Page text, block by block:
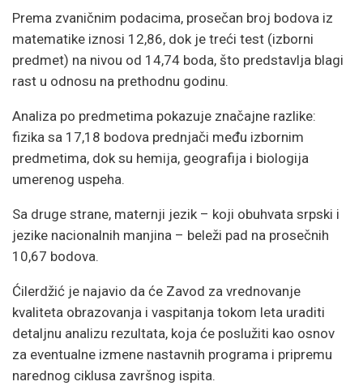
Prema zvaničnim podacima, prosečan broj bodova iz
matematike iznosi 12,86, dok je treći test (izborni
predmet) na nivou od 14,74 boda, što predstavlja blagi
rast u odnosu na prethodnu godinu.
Analiza po predmetima pokazuje značajne razlike:
fizika sa 17,18 bodova prednjači među izbornim
predmetima, dok su hemija, geografija i biologija
umerenog uspeha.
Sa druge strane, maternji jezik – koji obuhvata srpski i
jezike nacionalnih manjina – beleži pad na prosečnih
10,67 bodova.
Ćilerdžić je najavio da će Zavod za vrednovanje
kvaliteta obrazovanja i vaspitanja tokom leta uraditi
detaljnu analizu rezultata, koja će poslužiti kao osnov
za eventualne izmene nastavnih programa i pripremu
narednog ciklusa završnog ispita.